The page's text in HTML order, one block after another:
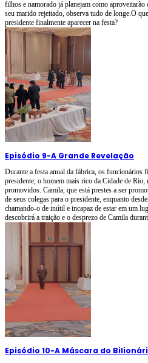
filhos e namorado já planejam como
seu marido rejeitado, observa tudo de longe.O
presidente finalmente aparecer na festa?
Episódio 9-A Grande Revelação
Durante a festa anual da fábrica, os funcionários
presidente, o homem mais rico da Cidade de
promovidos. Camila, que está prestes a ser
de seus colegas para o presidente, enquanto
chamando-o de inútil e incapaz de estar em um
descobrirá a traição e o desprezo de Camila
Episódio 10-A Máscara do